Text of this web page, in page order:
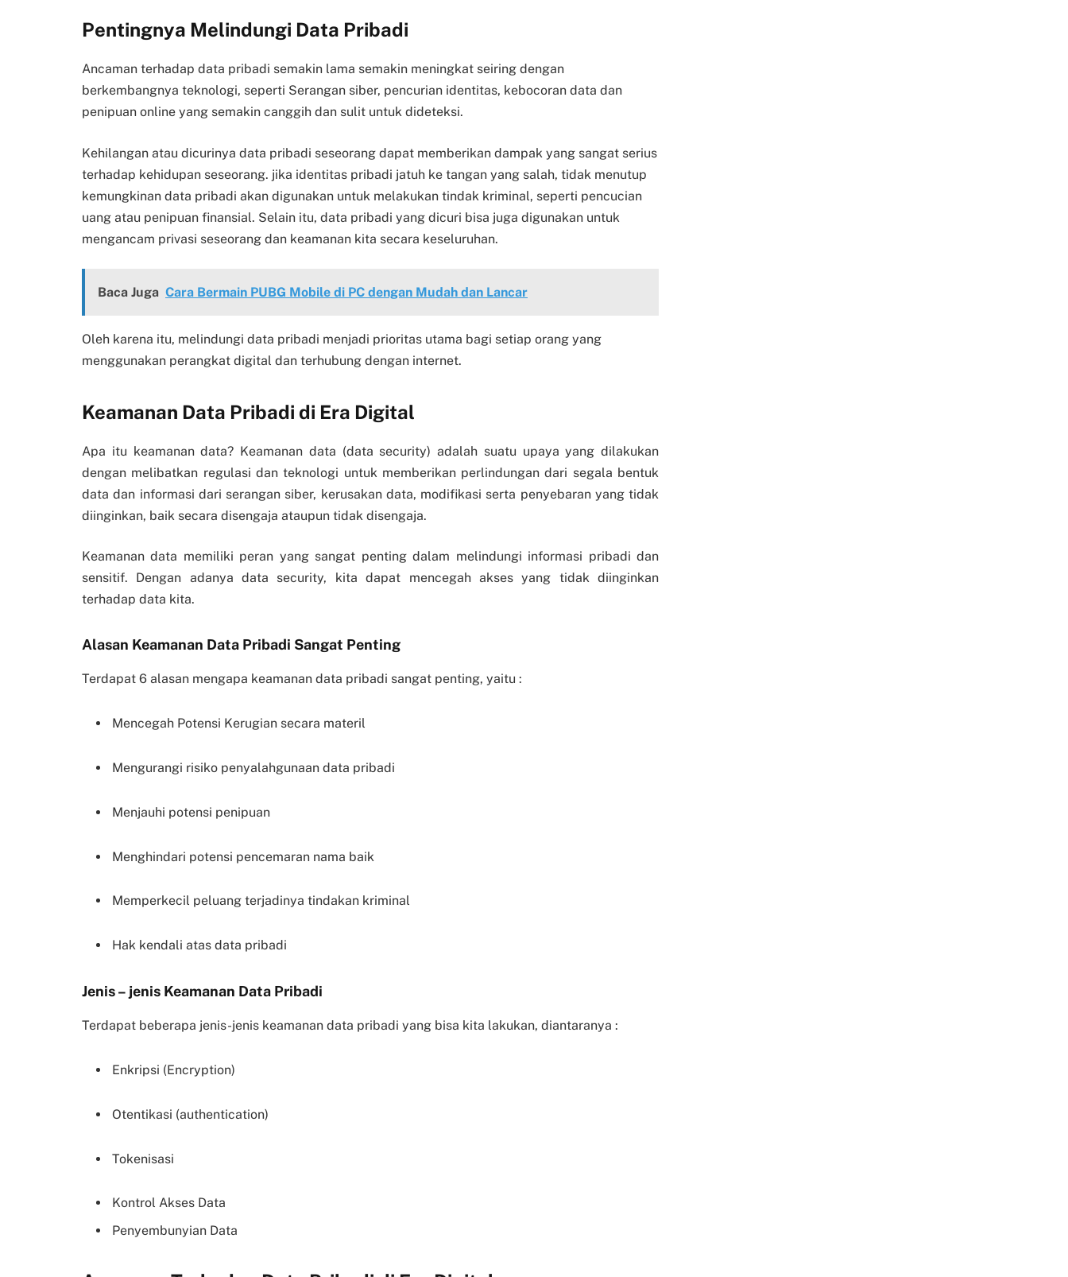
Pentingnya Melindungi Data Pribadi
Ancaman terhadap data pribadi semakin lama semakin meningkat seiring dengan
berkembangnya teknologi, seperti Serangan siber, pencurian identitas, kebocoran data dan
penipuan online yang semakin canggih dan sulit untuk dideteksi.
Kehilangan atau dicurinya data pribadi seseorang dapat memberikan dampak yang sangat serius
terhadap kehidupan seseorang. jika identitas pribadi jatuh ke tangan yang salah, tidak menutup
kemungkinan data pribadi akan digunakan untuk melakukan tindak kriminal, seperti pencucian
uang atau penipuan finansial. Selain itu, data pribadi yang dicuri bisa juga digunakan untuk
mengancam privasi seseorang dan keamanan kita secara keseluruhan.
Baca Juga Cara Bermain PUBG Mobile di PC dengan Mudah dan Lancar
Oleh karena itu, melindungi data pribadi menjadi prioritas utama bagi setiap orang yang
menggunakan perangkat digital dan terhubung dengan internet.
Keamanan Data Pribadi di Era Digital
Apa itu keamanan data? Keamanan data (data security) adalah suatu upaya yang dilakukan
dengan melibatkan regulasi dan teknologi untuk memberikan perlindungan dari segala bentuk
data dan informasi dari serangan siber, kerusakan data, modifikasi serta penyebaran yang tidak
diinginkan, baik secara disengaja ataupun tidak disengaja.
Keamanan data memiliki peran yang sangat penting dalam melindungi informasi pribadi dan
sensitif. Dengan adanya data security, kita dapat mencegah akses yang tidak diinginkan
terhadap data kita.
Alasan Keamanan Data Pribadi Sangat Penting
Terdapat 6 alasan mengapa keamanan data pribadi sangat penting, yaitu :
Mencegah Potensi Kerugian secara materil
Mengurangi risiko penyalahgunaan data pribadi
Menjauhi potensi penipuan
Menghindari potensi pencemaran nama baik
Memperkecil peluang terjadinya tindakan kriminal
Hak kendali atas data pribadi
Jenis – jenis Keamanan Data Pribadi
Terdapat beberapa jenis-jenis keamanan data pribadi yang bisa kita lakukan, diantaranya :
Enkripsi (Encryption)
Otentikasi (authentication)
Tokenisasi
Kontrol Akses Data
Penyembunyian Data